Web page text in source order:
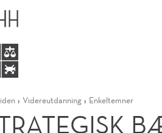
Videreutdanning Enkeltemner